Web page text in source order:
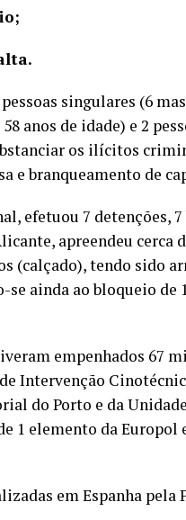
singulares (6
anos de idade) e 2
os ilícitos
e branqueamento de
efetuou 7 detenções,
apreendeu cerca
(calçado), tendo sido
ainda ao bloqueio de
empenhados 67
Intervenção
do Porto e da
1 elemento da
em Espanha